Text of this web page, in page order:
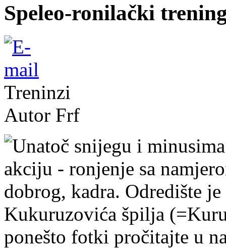
Speleo-ronilački
Treninzi
Autor Frf
Unatoč snijegu i
akciju - ronjenje sa
dobrog, kadra. Odredište
Kukuruzovića špilja
ponešto fotki pročitajte u